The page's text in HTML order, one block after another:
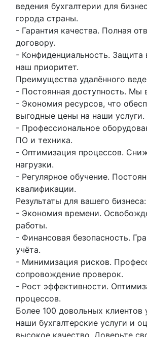
ведения бухгалтерии для
города страны.
- Гарантия качества. Полная
договору.
- Конфиденциальность.
наш приоритет.
Преимущества удалённого
- Постоянная доступность. Мы
- Экономия ресурсов, что
выгодные цены на наши услуги.
- Профессиональное
ПО и техника.
- Оптимизация процессов.
нагрузки.
- Регулярное обучение.
квалификации.
Результаты для вашего бизнеса:
- Экономия времени.
работы.
- Финансовая безопасность.
учёта.
- Минимизация рисков.
сопровождение проверок.
- Рост эффективности.
процессов.
Более 100 довольных клиентов
наши бухгалтерские услуги и
высокое качество. Доверьте